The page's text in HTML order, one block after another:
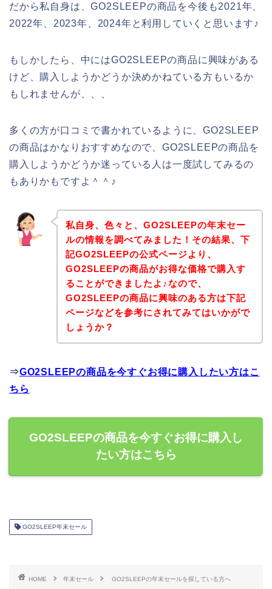
だから私自身は、GO2SLEEPの商品を今後も2021年、
2022年、2023年、2024年と利用していくと思います♪
もしかしたら、中にはGO2SLEEPの商品に興味がある
けど、購入しようかどうか決めかねている方もいるか
もしれませんが、、、
多くの方が口コミで書かれているように、GO2SLEEP
の商品はかなりおすすめなので、GO2SLEEPの商品を
購入しようかどうか迷っている人は一度試してみるの
もありかもですよ＾＾♪
私自身、色々と、GO2SLEEPの年末セー
ルの情報を調べてみました！その結果、下
記GO2SLEEPの公式ページより、
GO2SLEEPの商品がお得な価格で購入す
ることができましたよ♪なので、
GO2SLEEPの商品に興味のある方は下記
ページなどを参考にされてみてはいかがで
しょうか？
⇒GO2SLEEPの商品を今すぐお得に購入したい方はこ
ちら
GO2SLEEPの商品を今すぐお得に購入し
たい方はこちら
GO2SLEEP年末セール
HOME 年末セール GO2SLEEPの年末セールを探している方へ